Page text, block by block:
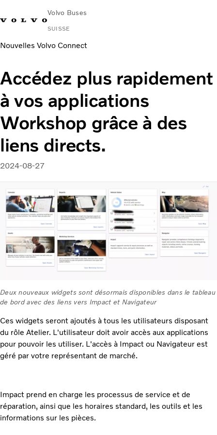
Volvo Buses
SUISSE
Nouvelles Volvo Connect
Accédez plus rapidement
à vos applications
Workshop grâce à des
liens directs.
2024-08-27
Deux nouveaux widgets sont désormais disponibles dans le tableau
de bord avec des liens vers Impact et Navigateur
Ces widgets seront ajoutés à tous les utilisateurs disposant
du rôle Atelier. L'utilisateur doit avoir accès aux applications
pour pouvoir les utiliser. L'accès à Impact ou Navigateur est
géré par votre représentant de marché.
Impact prend en charge les processus de service et de
réparation, ainsi que les horaires standard, les outils et les
informations sur les pièces.